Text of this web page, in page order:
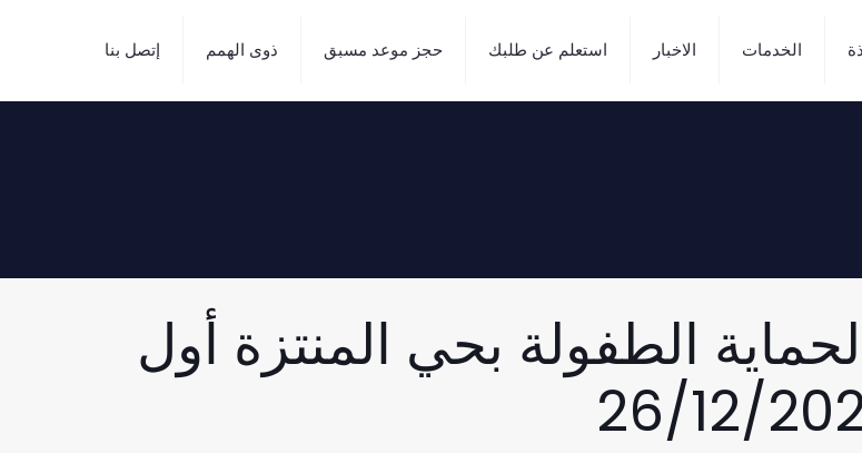
الخدمات الاخبار استعلم عن طلبك حجز موعد مسبق ذوى الهمم إتصل بنا
الطفولة بحي المنتزة أول
26/12/